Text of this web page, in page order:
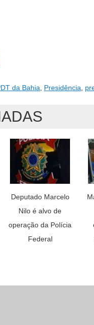
da Bahia Presidência
Deputado Marcelo
Nilo é alvo de
operação da Polícia
Federal